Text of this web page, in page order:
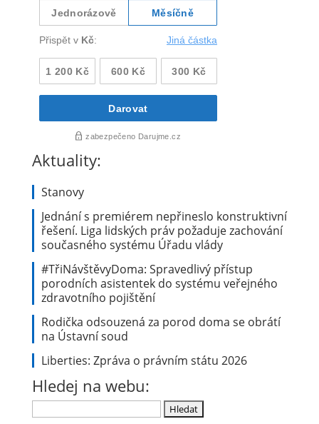
Aktuality:
Stanovy
Jednání s premiérem nepřineslo konstruktivní
řešení. Liga lidských práv požaduje zachování
současného systému Úřadu vlády
#TřiNávštěvyDoma: Spravedlivý přístup
porodních asistentek do systému veřejného
zdravotního pojištění
Rodička odsouzená za porod doma se obrátí
na Ústavní soud
Liberties: Zpráva o právním státu 2026
Hledej na webu:
Vyhledávání